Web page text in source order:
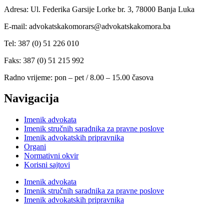
Adresa: Ul. Federika Garsije Lorke br. 3, 78000 Banja Luka
E-mail: advokatskakomorars@advokatskakomora.ba
Tel: 387 (0) 51 226 010
Faks: 387 (0) 51 215 992
Radno vrijeme: pon – pet / 8.00 – 15.00 časova
Navigacija
Imenik advokata
Imenik stručnih saradnika za pravne poslove
Imenik advokatskih pripravnika
Organi
Normativni okvir
Korisni sajtovi
Imenik advokata
Imenik stručnih saradnika za pravne poslove
Imenik advokatskih pripravnika